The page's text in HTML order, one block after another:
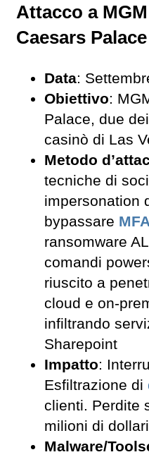
Attacco a
Caesars
Data:
Obiettivo:
Palace, due
casinò di Las
Metodo
tecniche di
impersonation
bypassare MFA
ransomware
comandi
riuscito a
cloud e on-
infiltrando
Sharepoint
Impatto:
Esfiltrazione di
clienti. Perdite
milioni di
Malware/